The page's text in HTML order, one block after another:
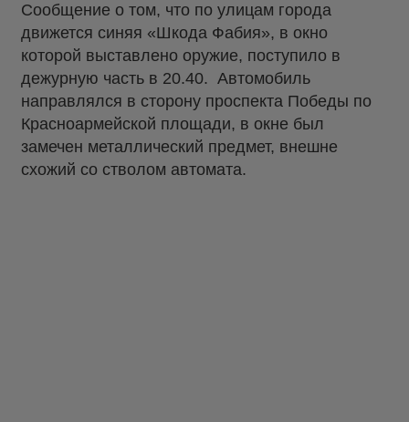
Сообщение о том, что по улицам города
движется синяя «Шкода Фабия», в окно
которой выставлено оружие, поступило в
дежурную часть в 20.40. Автомобиль
направлялся в сторону проспекта Победы по
Красноармейской площади, в окне был
замечен металлический предмет, внешне
схожий со стволом автомата.